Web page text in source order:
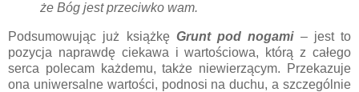
że Bóg jest przeciwko wam.
Podsumowując już książkę Grunt pod nogami – jest to
pozycja naprawdę ciekawa i wartościowa, którą z całego
serca polecam każdemu, także niewierzącym. Przekazuje
ona uniwersalne wartości, podnosi na duchu, a szczególnie